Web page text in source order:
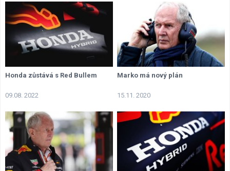
Honda zůstává s Red Bullem
09.08. 2022
Marko má nový plán
15.11. 2020